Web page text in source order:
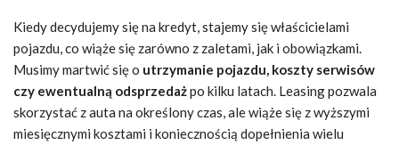
Kiedy decydujemy się na kredyt, stajemy się właścicielami
pojazdu, co wiąże się zarówno z zaletami, jak i obowiązkami.
Musimy martwić się o utrzymanie pojazdu, koszty serwisów
czy ewentualną odsprzedażpo kilku latach. Leasing pozwala
skorzystać z auta na określony czas, ale wiąże się z wyższymi
miesięcznymi kosztami i koniecznością dopełnienia wielu